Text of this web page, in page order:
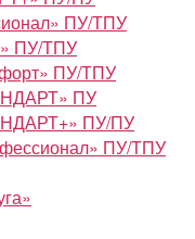
ПУ/ТПУ
ПУ/ТПУ
ПУ/ТПУ
ПУ
ПУ/ПУ
ПУ/ТПУ